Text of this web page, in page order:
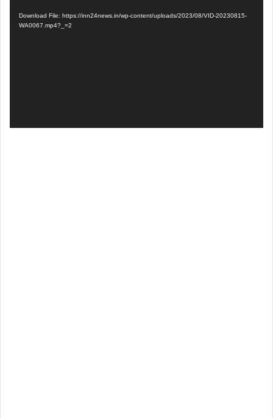
Download File: https://inn24news.in/wp-content/uploads/2023/08/VID-20230815-
WA0067.mp4?_=2